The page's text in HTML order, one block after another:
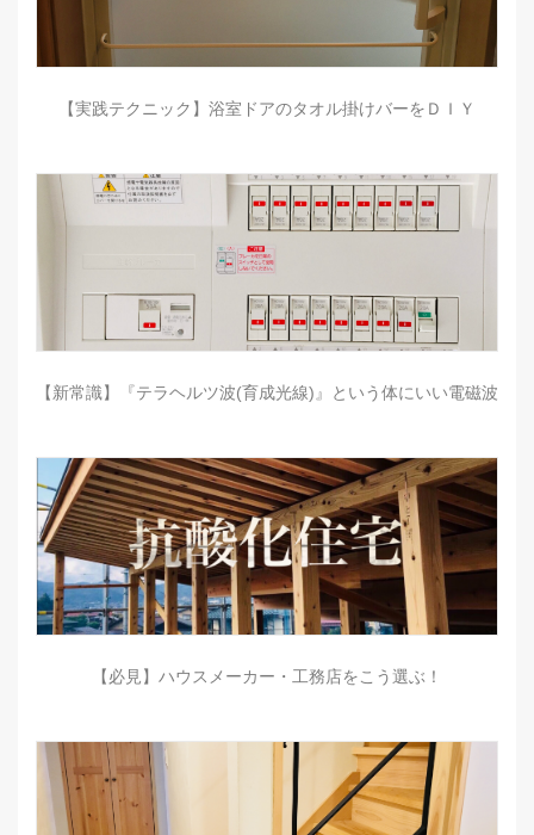
【実践テクニック】浴室ドアのタオル掛けバーをＤＩＹ
【新常識】『テラヘルツ波(育成光線)』という体にいい電磁波
【必見】ハウスメーカー・工務店をこう選ぶ！